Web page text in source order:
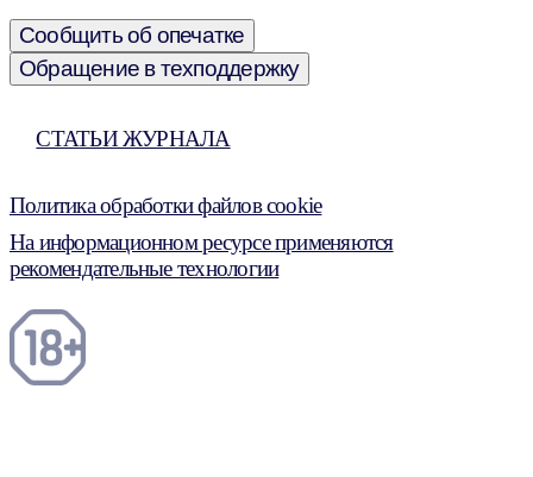
Сообщить об опечатке
Обращение в техподдержку
СТАТЬИ ЖУРНАЛА
Политика обработки файлов cookie
На информационном ресурсе применяются
рекомендательные технологии